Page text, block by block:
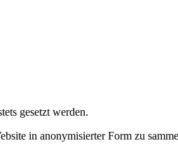
gesetzt werden.
in anonymisierter Form zu